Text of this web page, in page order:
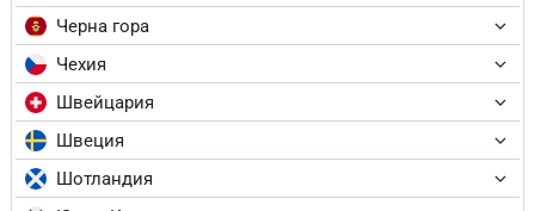
Черна гора
Чехия
Швейцария
Швеция
Шотландия